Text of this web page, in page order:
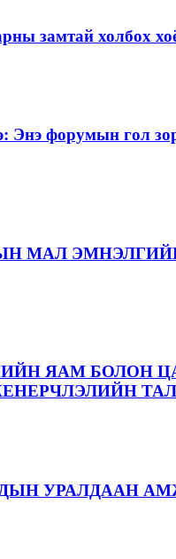
замтай холбох
форумын гол
МАЛ
ЯАМ БОЛОН
УРАЛДААН